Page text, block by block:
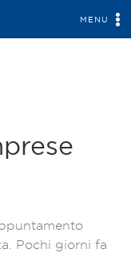
MENU
Pochi giorni fa